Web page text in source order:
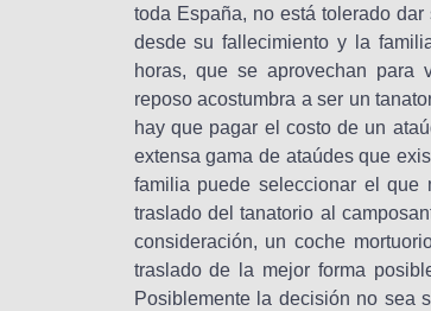
toda España, no está tolerado
desde su fallecimiento y la
horas, que se aprovechan para
reposo acostumbra a ser un
hay que pagar el costo de un
extensa gama de ataúdes que
familia puede seleccionar el que
traslado del tanatorio al
consideración, un coche
traslado de la mejor forma
Posiblemente la decisión no sea